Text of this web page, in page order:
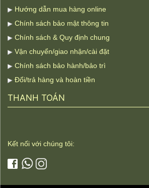
Hướng dẫn mua hàng online
Chính sách bảo mật thông tin
Chính sách & Quy định chung
Vận chuyển/giao nhận/cài đặt
Chính sách bảo hành/bảo trì
Đổi/trả hàng và hoàn tiền
THANH TOÁN
Kết nối với chúng tôi: